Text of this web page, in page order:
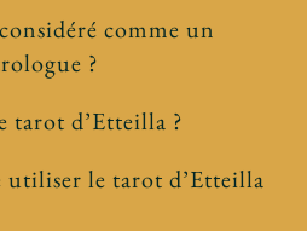
comme un
?
tarot d’Etteilla ?
utiliser le tarot d’Etteilla